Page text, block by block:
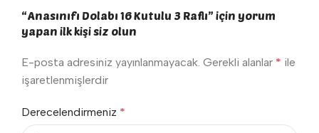
“Anasınıfı Dolabı 16 Kutulu 3 Raflı” için yorum
yapan ilk kişi siz olun
E-posta adresiniz yayınlanmayacak. Gerekli alanlar * ile
işaretlenmişlerdir
Derecelendirmeniz *